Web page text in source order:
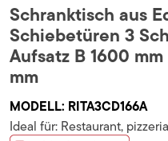
Schranktisch aus
Schiebetüren 3
Aufsatz B 1600
mm
MODELL: RITA3CD166A
Ideal für: Restaurant,